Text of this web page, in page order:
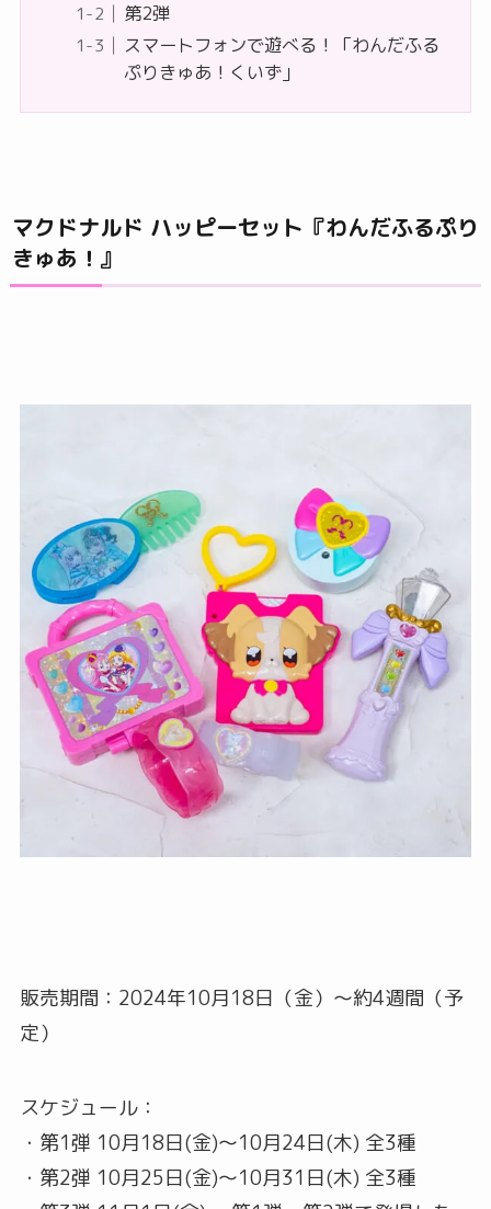
第2弾
スマートフォンで遊べる！「わんだふる
ぷりきゅあ！くいず」
マクドナルド ハッピーセット『わんだふるぷり
きゅあ！』
販売期間：2024年10月18日（金）～約4週間（予
定）
スケジュール：
・第1弾 10月18日(金)～10月24日(木) 全3種
・第2弾 10月25日(金)～10月31日(木) 全3種